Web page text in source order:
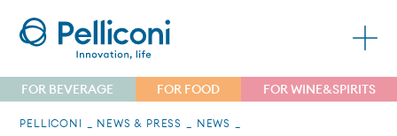
FOR BEVERAGE FOR FOOD FOR WINE&SPIRITS
PELLICONI NEWS & PRESS
NEWS